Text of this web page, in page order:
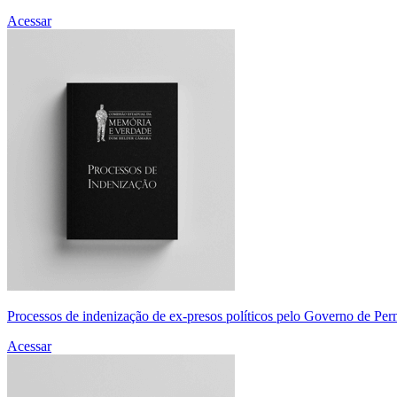
Acessar
Processos de indenização de ex-presos políticos pelo Governo de
Acessar